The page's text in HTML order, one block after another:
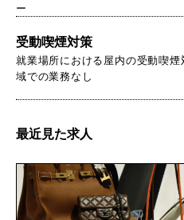
ー
受動喫煙対策
就業場所における屋内の受動喫
域での業務なし
最近見た求人